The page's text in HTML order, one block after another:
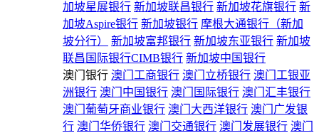
加坡星展银行 新加坡联昌银行 新加坡花旗银行 新
加坡Aspire银行 新加坡银行 摩根大通银行（新加
坡分行）
新加坡富邦银行 新加坡东亚银行 新加坡
联昌国际银行CIMB银行 新加坡中国银行
澳门银行 澳门工商银行 澳门立桥银行 澳门工银亚
洲银行 澳门中国银行 澳门国际银行 澳门汇丰银行
澳门葡萄牙商业银行 澳门大西洋银行 澳门广发银
行 澳门华侨银行 澳门交通银行 澳门发展银行 澳门